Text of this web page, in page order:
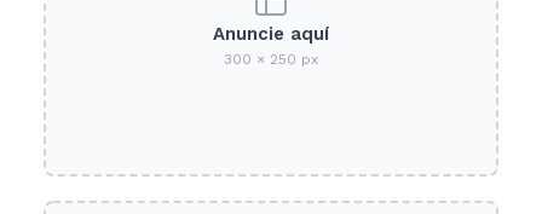
Anuncie aquí
300 × 250 px